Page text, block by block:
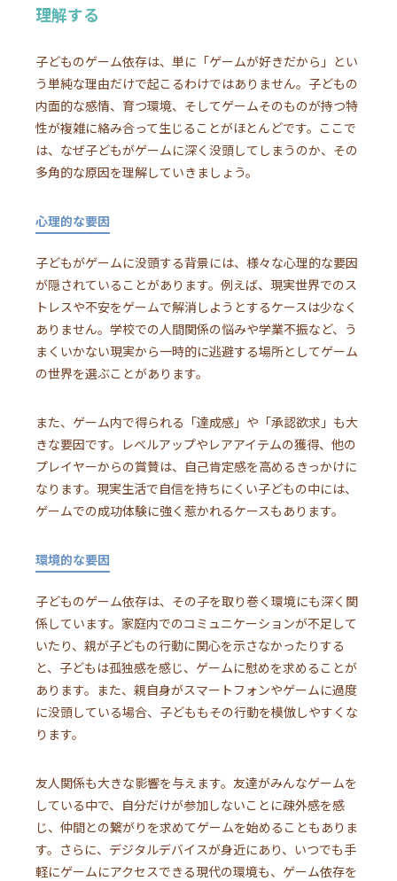
理解する
子どものゲーム依存は、単に「ゲームが好きだから」とい
う単純な理由だけで起こるわけではありません。子どもの
内面的な感情、育つ環境、そしてゲームそのものが持つ特
性が複雑に絡み合って生じることがほとんどです。ここで
は、なぜ子どもがゲームに深く没頭してしまうのか、その
多角的な原因を理解していきましょう。
心理的な要因
子どもがゲームに没頭する背景には、様々な心理的な要因
が隠されていることがあります。例えば、現実世界でのス
トレスや不安をゲームで解消しようとするケースは少なく
ありません。学校での人間関係の悩みや学業不振など、う
まくいかない現実から一時的に逃避する場所としてゲーム
の世界を選ぶことがあります。
また、ゲーム内で得られる「達成感」や「承認欲求」も大
きな要因です。レベルアップやレアアイテムの獲得、他の
プレイヤーからの賞賛は、自己肯定感を高めるきっかけに
なります。現実生活で自信を持ちにくい子どもの中には、
ゲームでの成功体験に強く惹かれるケースもあります。
環境的な要因
子どものゲーム依存は、その子を取り巻く環境にも深く関
係しています。家庭内でのコミュニケーションが不足して
いたり、親が子どもの行動に関心を示さなかったりする
と、子どもは孤独感を感じ、ゲームに慰めを求めることが
あります。また、親自身がスマートフォンやゲームに過度
に没頭している場合、子どももその行動を模倣しやすくな
ります。
友人関係も大きな影響を与えます。友達がみんなゲームを
している中で、自分だけが参加しないことに疎外感を感
じ、仲間との繋がりを求めてゲームを始めることもありま
す。さらに、デジタルデバイスが身近にあり、いつでも手
軽にゲームにアクセスできる現代の環境も、ゲーム依存を